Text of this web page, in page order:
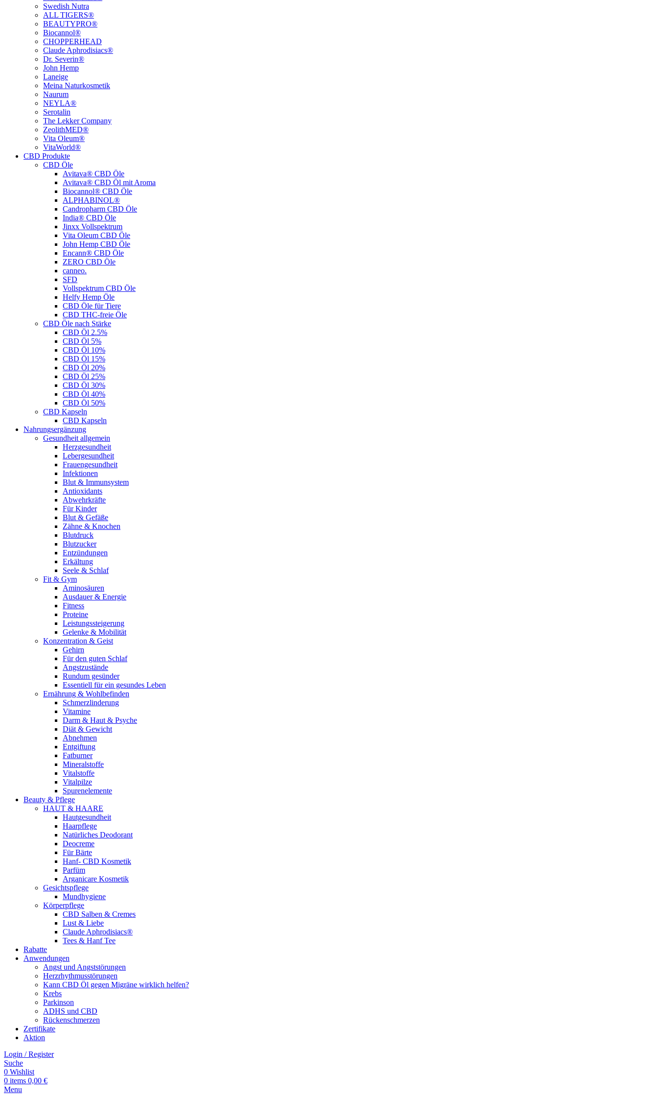
Swedish Nutra
ALL TIGERS®
BEAUTYPRO®
Biocannol®
CHOPPERHEAD
Claude Aphrodisiacs®
Dr. Severin®
John Hemp
Laneige
Meina Naturkosmetik
Naurum
NEYLA®
Serotalin
The Lekker Company
ZeolithMED®
Vita Oleum®
VitaWorld®
CBD Produkte
CBD Öle
Avitava® CBD Öle
Avitava® CBD Öl mit Aroma
Biocannol® CBD Öle
ALPHABINOL®
Candropharm CBD Öle
India® CBD Öle
Jinxx Vollspektrum
Vita Oleum CBD Öle
John Hemp CBD Öle
Encann® CBD Öle
ZERO CBD Öle
canneo.
SFD
Vollspektrum CBD Öle
Helfy Hemp Öle
CBD Öle für Tiere
CBD THC-freie Öle
CBD Öle nach Stärke
CBD Öl 2.5%
CBD Öl 5%
CBD Öl 10%
CBD Öl 15%
CBD Öl 20%
CBD Öl 25%
CBD Öl 30%
CBD Öl 40%
CBD Öl 50%
CBD Kapseln
CBD Kapseln
Nahrungsergänzung
Gesundheit allgemein
Herzgesundheit
Lebergesundheit
Frauengesundheit
Infektionen
Blut & Immunsystem
Antioxidants
Abwehrkräfte
Für Kinder
Blut & Gefäße
Zähne & Knochen
Blutdruck
Blutzucker
Entzündungen
Erkältung
Seele & Schlaf
Fit & Gym
Aminosäuren
Ausdauer & Energie
Fitness
Proteine
Leistungssteigerung
Gelenke & Mobilität
Konzentration & Geist
Gehirn
Für den guten Schlaf
Angstzustände
Rundum gesünder
Essentiell für ein gesundes Leben
Ernährung & Wohlbefinden
Schmerzlinderung
Vitamine
Darm & Haut & Psyche
Diät & Gewicht
Abnehmen
Entgiftung
Fatburner
Mineralstoffe
Vitalstoffe
Vitalpilze
Spurenelemente
Beauty & Pflege
HAUT & HAARE
Hautgesundheit
Haarpflege
Natürliches Deodorant
Deocreme
Für Bärte
Hanf- CBD Kosmetik
Parfüm
Arganicare Kosmetik
Gesichtspflege
Mundhygiene
Körperpflege
CBD Salben & Cremes
Lust & Liebe
Claude Aphrodisiacs®
Tees & Hanf Tee
Rabatte
Anwendungen
Angst und Angststörungen
Herzrhythmusstörungen
Kann CBD Öl gegen Migräne wirklich helfen?
Krebs
Parkinson
ADHS und CBD
Rückenschmerzen
Zertifikate
Aktion
Login / Register
Suche
0 Wishlist
0 items 0,00 €
Menu